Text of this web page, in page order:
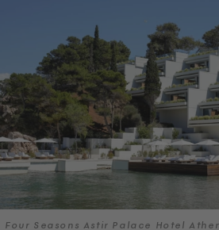
Four Seasons Astir Palace Hotel